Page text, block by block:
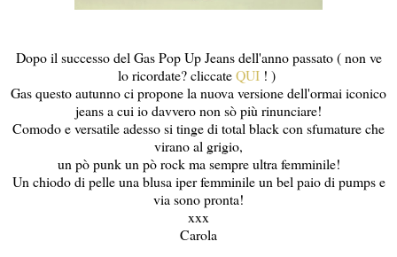
Dopo il successo del Gas Pop Up Jeans dell'anno passato ( non ve
lo ricordate? cliccateQUI ! )
Gas questo autunno ci propone la nuova versione dell'ormai iconico
jeans a cui io davvero non sò più rinunciare!
Comodo e versatile adesso si tinge di total black con sfumature che
virano al grigio,
un pò punk un pò rock ma sempre ultra femminile!
Un chiodo di pelle una blusa iper femminile un bel paio di pumps e
via sono pronta!
xxx
Carola